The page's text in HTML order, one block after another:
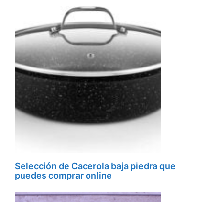
Selección de Cacerola baja piedra que
puedes comprar online